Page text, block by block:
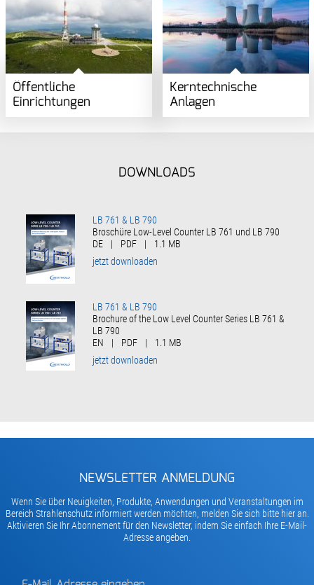
Öffentliche
Einrichtungen
Kerntechnische
Anlagen
DOWNLOADS
LB 761 & LB 790
Broschüre Low-Level Counter LB 761 und LB 790
DE
| PDF |
1.1 MB
jetzt downloaden
LB 761 & LB 790
Brochure of the Low Level Counter Series LB 761 &
LB 790
EN
| PDF |
1.1 MB
jetzt downloaden
NEWSLETTER ANMELDUNG
Wenn Sie über Neuigkeiten, Produkte, Anwendungen und Veranstaltungen im
Bereich Strahlenschutz informiert werden möchten, melden Sie sich bitte hier an.
Aktivieren Sie Ihr Abonnement für den Newsletter, indem Sie einfach Ihre E-Mail-
Adresse angeben.